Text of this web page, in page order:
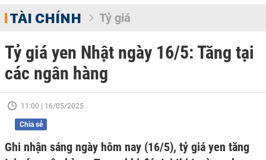
TÀI CHÍNH Tỷ giá
Tỷ giá yen Nhật ngày 16/5: Tăng tại
các ngân hàng
11:00 | 16/05/2025
Chia sẻ
Ghi nhận sáng ngày hôm nay (16/5), tỷ giá yen tăng